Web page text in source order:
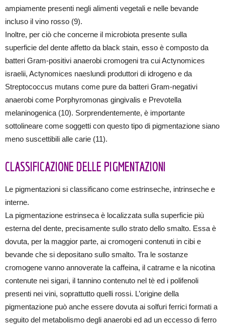
ampiamente presenti negli alimenti vegetali e nelle bevande
incluso il vino rosso (9).
Inoltre, per ciò che concerne il microbiota presente sulla
superficie del dente affetto da black stain, esso è composto da
batteri Gram-positivi anaerobi cromogeni tra cui Actynomices
israelii, Actynomices naeslundi produttori di idrogeno e da
Streptococcus mutans come pure da batteri Gram-negativi
anaerobi come Porphyromonas gingivalis e Prevotella
melaninogenica (10). Sorprendentemente, è importante
sottolineare come soggetti con questo tipo di pigmentazione siano
meno suscettibili alle carie (11).
CLASSIFICAZIONE DELLE PIGMENTAZIONI
Le pigmentazioni si classificano come estrinseche, intrinseche e
interne.
La pigmentazione estrinseca è localizzata sulla superficie più
esterna del dente, precisamente sullo strato dello smalto. Essa è
dovuta, per la maggior parte, ai cromogeni contenuti in cibi e
bevande che si depositano sullo smalto. Tra le sostanze
cromogene vanno annoverate la caffeina, il catrame e la nicotina
contenute nei sigari, il tannino contenuto nel tè ed i polifenoli
presenti nei vini, soprattutto quelli rossi. L’origine della
pigmentazione può anche essere dovuta ai solfuri ferrici formati a
seguito del metabolismo degli anaerobi ed ad un eccesso di ferro